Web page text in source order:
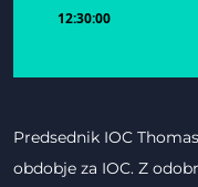
12:30:00
Predsednik IOC
obdobje za IOC. Z